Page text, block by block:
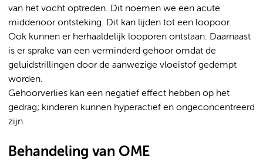
van het vocht optreden. Dit noemen we een acute
middenoor ontsteking. Dit kan lijden tot een loopoor.
Ook kunnen er herhaaldelijk looporen ontstaan. Daarnaast
is er sprake van een verminderd gehoor omdat de
geluidstrillingen door de aanwezige vloeistof gedempt
worden.
Gehoorverlies kan een negatief effect hebben op het
gedrag; kinderen kunnen hyperactief en ongeconcentreerd
zijn.
Behandeling van OME